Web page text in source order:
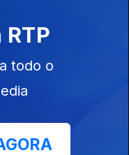
18 dez. 2023
todo o